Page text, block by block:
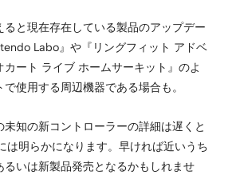
と現在存在している製品のアップデー
Labo』や『リングフィット アドベ
カート ライブ ホームサーキット』のよ
使用する周辺機器である場合も。
知の新コントローラーの詳細は遅くと
は明らかになります。早ければ近いうち
るいは新製品発売となるかもしれませ